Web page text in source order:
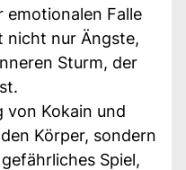
emotionalen Falle
nicht nur Ängste,
Sturm, der
von Kokain und
Körper, sondern
Spiel,